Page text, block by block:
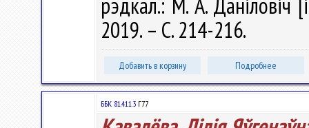
2019. – С. 214-216.
Добавить в корзину Подробнее
ББК 81.411.3 Г77